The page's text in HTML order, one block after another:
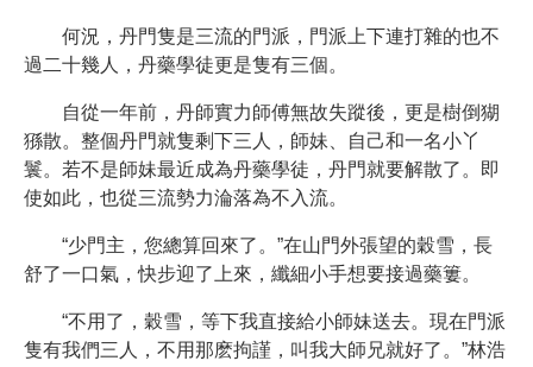
何況，丹門隻是三流的門派，門派上下連打雜的也不
過二十幾人，丹藥學徒更是隻有三個。
自從一年前，丹師實力師傅無故失蹤後，更是樹倒猢
猻散。整個丹門就隻剩下三人，師妹、自己和一名小丫
鬟。若不是師妹最近成為丹藥學徒，丹門就要解散了。即
使如此，也從三流勢力淪落為不入流。
“少門主，您總算回來了。”在山門外張望的穀雪，長
舒了一口氣，快步迎了上來，纖細小手想要接過藥簍。
“不用了，穀雪，等下我直接給小師妹送去。現在門派
隻有我們三人，不用那麽拘謹，叫我大師兄就好了。”林浩